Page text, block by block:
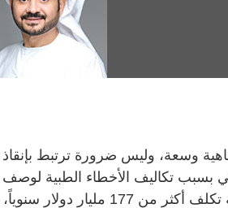
وسعة، وليس ضرورة ترتبط بإنقاذ
بسبب تكاليف الأخطاء الطبية لوصف
الأدوية وطلبها، فإن الوصفات اليدوية غير الواضحة تكلف أكثر من 177 مليار دولار سنوياً،